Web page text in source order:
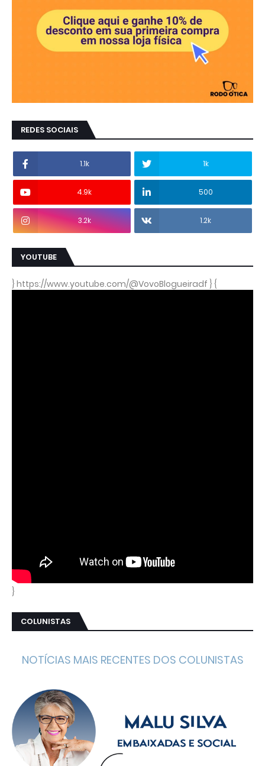
REDES SOCIAIS
1.1k 1k
4.9k 500
3.2k 1.2k
YOUTUBE
} https://www.youtube.com/@VovoBlogueiradf } {
}
COLUNISTAS
NOTÍCIAS MAIS RECENTES DOS COLUNISTAS